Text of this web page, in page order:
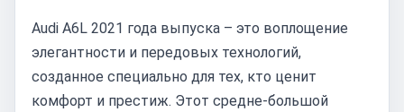
Audi A6L 2021 года выпуска – это воплощение
элегантности и передовых технологий,
созданное специально для тех, кто ценит
комфорт и престиж. Этот средне-большой